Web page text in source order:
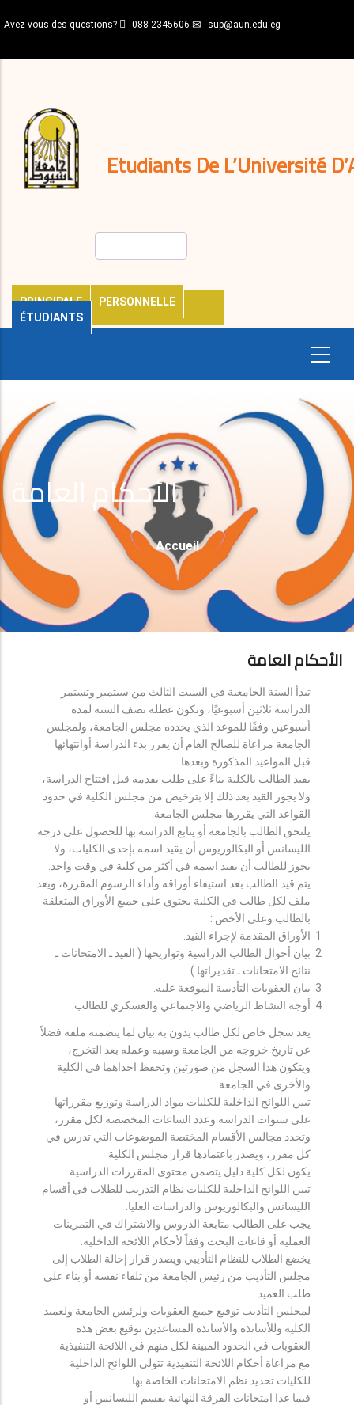
au
principal
Avez-vous des questions? 088-2345606 sup@aun.edu.eg
Etudiants De L’Université
PRINCIPALE
PERSONNELLE
ÉTUDIANTS
décisions
Expatriés
Journal
الأحكام العامة
Fil
D'Ariane
Accueil
الأحكام العامة
تبدأ السنة الجامعية في السبت الثالث من سبتمبر وتستمر
الدراسة ثلاثين أسبوعيًا، وتكون عطلة نصف السنة لمدة
أسبوعين وفقًا للموعد الذي يحدده مجلس الجامعة، ولمجلس
الجامعة مراعاة للصالح العام أن يقرر بدء الدراسة أوانتهائها
قبل المواعيد المذكورة وبعدها.
يقيد الطالب بالكلية بناءً على طلب يقدمه قبل افتتاح الدراسة،
ولا يجوز القيد بعد ذلك إلا بترخيص من مجلس الكلية في حدود
القواعد التي يقررها مجلس الجامعة.
يلتحق الطالب بالجامعة أو يتابع الدراسة بها للحصول على درجة
الليسانس أو البكالوريوس أن يقيد اسمه بإحدى الكليات، ولا
يجوز للطالب أن يقيد اسمه في أكثر من كلية في وقت واحد.
يتم قيد الطالب بعد استيفاء أوراقه وأداء الرسوم المقررة، ويعد
ملف لكل طالب في الكلية يحتوي على جميع الأوراق المتعلقة
بالطالب وعلى الأخص :
الأوراق المقدمة لإجراء القيد.
بيان أحوال الطالب الدراسية وتواريخها ( القيد ـ الامتحانات ـ
نتائح الامتحانات ـ تقديراتها ).
بيان العقوبات التأديبية الموقعة عليه.
أوجه النشاط الرياضي والاجتماعي والعسكري للطالب.
يعد سجل خاص لكل طالب يدون به بيان لما يتضمنه ملفه فضلاً
عن تاريخ خروجه من الجامعة وسببه وعمله بعد التخرج،
ويتكون هذا السجل من صورتين وتحفظ احداهما في الكلية
والأخرى في الجامعة.
تبين اللوائح الداخلية للكليات مواد الدراسة وتوزيع مقرراتها
على سنوات الدراسة وعدد الساعات المخصصة لكل مقرر،
وتحدد مجالس الأقسام المختصة الموضوعات التي تدرس في
كل مقرر، ويصدر باعتمادها قرار مجلس الكلية.
يكون لكل كلية دليل يتضمن محتوى المقررات الدراسية.
تبين اللوائح الداخلية للكليات نظام التدريب للطلاب في أقسام
الليسانس والبكالوريوس والدراسات العليا.
يجب على الطالب متابعة الدروس والاشتراك في التمرينات
العملية أو قاعات البحث وفقاً لأحكام اللائحة الداخلية.
يخضع الطلاب للنظام التأديبي ويصدر قرار إحالة الطلاب إلى
مجلس التأديب من رئيس الجامعة من تلقاء نفسه أو بناء على
طلب العميد.
لمجلس التأديب توقيع جميع العقوبات ولرئيس الجامعة ولعميد
الكلية وللأساتذة والأساتذة المساعدين توقيع بعض هذه
العقوبات في الحدود المبينة لكل منهم في اللائحة التنفيذية.
مع مراعاة أحكام اللائحة التنفيذية تتولى اللوائح الداخلية
للكليات تحديد نظم الامتحانات الخاصة بها.
فيما عدا امتحانات الفرقة النهائية بقسم الليسانس أو